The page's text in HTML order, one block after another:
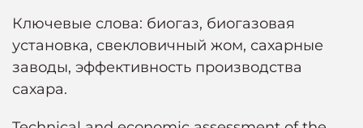
Ключевые слова: биогаз, биогазовая
установка, свекловичный жом, сахарные
заводы, эффективность производства
сахара.